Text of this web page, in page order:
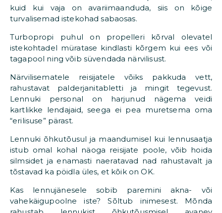
kuid kui vaja on avariimaanduda, siis on kõige
turvalisemad istekohad sabaosas.
Turbopropi puhul on propelleri kõrval olevatel
istekohtadel müratase kindlasti kõrgem kui ees või
tagapool ning võib süvendada närvilisust.
Närvilisematele reisijatele võiks pakkuda vett,
rahustavat palderjanitabletti ja mingit tegevust.
Lennuki personal on harjunud nägema veidi
kartlikke lendajaid, seega ei pea muretsema oma
“erilisuse” pärast.
Lennuki õhkutõusul ja maandumisel kui lennusaatja
istub omal kohal näoga reisijate poole, võib hoida
silmsidet ja enamasti naeratavad nad rahustavalt ja
tõstavad ka pöidla üles, et kõik on OK.
Kas lennujänesele sobib paremini akna- või
vahekäigupoolne iste? Sõltub inimesest. Mõnda